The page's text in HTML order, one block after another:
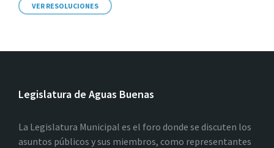
VER RESOLUCIONES
Legislatura de Aguas Buenas
La Legislatura Municipal es el foro donde se discuten los
asuntos públicos y sus miembros, como representantes